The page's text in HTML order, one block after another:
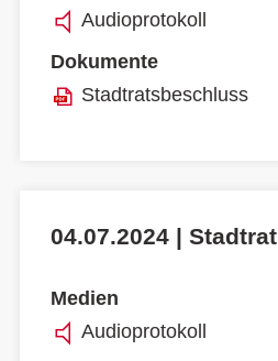
Audioprotokoll
Dokumente
Stadtratsbeschluss
04.07.2024 | Stadtrat
Medien
Audioprotokoll